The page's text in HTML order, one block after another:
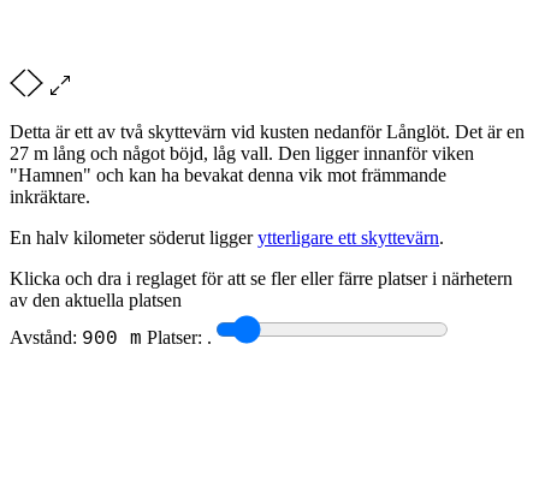
Detta är ett av två skyttevärn vid kusten nedanför Långlöt. Det är en
27 m lång och något böjd, låg vall. Den ligger innanför viken
"Hamnen" och kan ha bevakat denna vik mot främmande
inkräktare.
En halv kilometer söderut liggerytterligare ett skyttevärn.
Klicka och dra i reglaget för att se fler eller färre platser i närhetern
av den aktuella platsen
Avstånd: 900 m Platser: .